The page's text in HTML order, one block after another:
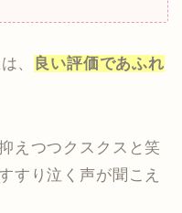
、
良い評価であふれ
えつつクスクスと笑
すり泣く声が聞こえ